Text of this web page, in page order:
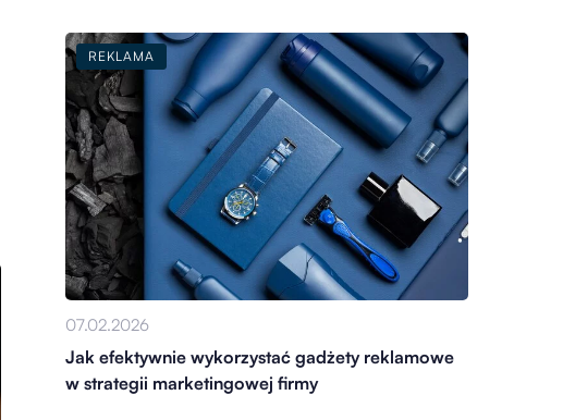
REKLAMA
07.02.2026
Jak efektywnie wykorzystać gadżety reklamowe
w strategii marketingowej firmy